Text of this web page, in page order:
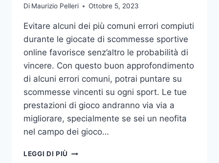
Di Maurizio Pelleri Ottobre 5, 2023
Evitare alcuni dei più comuni errori compiuti
durante le giocate di scommesse sportive
online favorisce senz’altro le probabilità di
vincere. Con questo buon approfondimento
di alcuni errori comuni, potrai puntare su
scommesse vincenti su ogni sport. Le tue
prestazioni di gioco andranno via via a
migliorare, specialmente se sei un neofita
nel campo dei gioco…
LEGGI DI PIÙ GLI